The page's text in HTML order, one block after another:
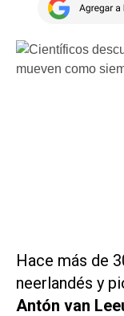
Hace más de
neerlandés y
Antón van